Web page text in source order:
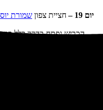
יום 19 –
חציית צפון שמורת
פתוח עד סוף
טיול בדרום